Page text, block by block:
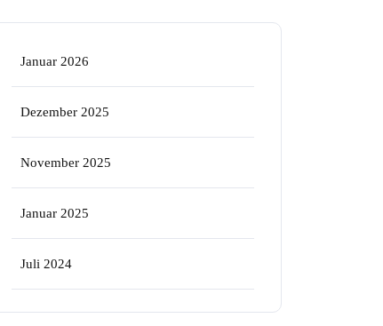
Januar 2026
Dezember 2025
November 2025
Januar 2025
Juli 2024